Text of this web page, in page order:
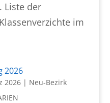
Liste der
im
2026
2026| Neu-Bezirk